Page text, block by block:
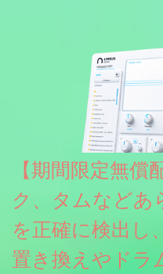
えるようになっています。総
より音色が作りこまれている
グラムされているプリセット
とももちろんできます。 ほ
度サンプリングしてベロシテ
ELYSIONは違います。ビンテ
複数のベロシティレイヤーに
することで、弱く演奏した場
る音色が得られます。単に音
せん。
【期間限定無償
ク、タムなどあ
を正確に検出し
置き換えやドラ